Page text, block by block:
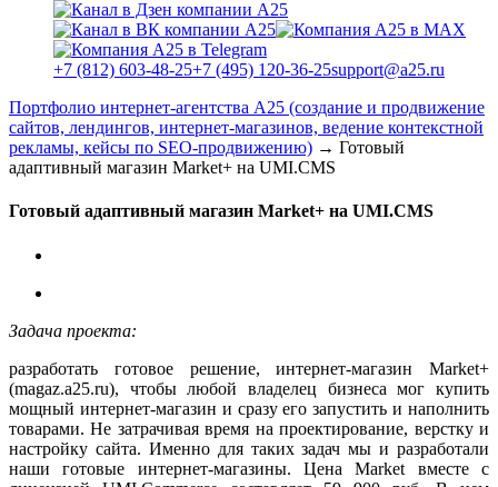
+7 (812) 603-48-25+7 (495) 120-36-25support@a25.ru
Портфолио интернет-агентства А25 (создание и продвижение
сайтов, лендингов, интернет-магазинов, ведение контекстной
рекламы, кейсы по SEO-продвижению) → Готовый
адаптивный магазин Market+ на UMI.CMS
Готовый адаптивный магазин Market+ на UMI.CMS
Задача проекта:
разработать готовое решение, интернет-магазин Market+
(magaz.a25.ru), чтобы любой владелец бизнеса мог купить
мощный интернет-магазин и сразу его запустить и наполнить
товарами. Не затрачивая время на проектирование, верстку и
настройку сайта. Именно для таких задач мы и разработали
наши готовые интернет-магазины. Цена Market вместе с